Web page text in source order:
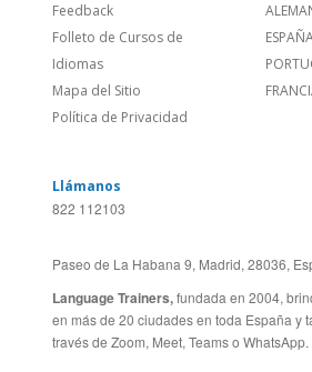
Folleto de Cursos de
Idiomas
Mapa del Sitio
Política de Privacidad
822 112103
Language Trainers,fundada en 2004,
en más de 20 ciudades en toda España y
través de Zoom, Meet, Teams o WhatsApp.